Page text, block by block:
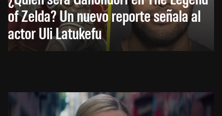
of Zelda? Un nuevo reporte señala al
actor Uli Latukefu